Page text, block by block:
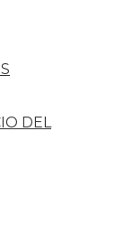
DEL